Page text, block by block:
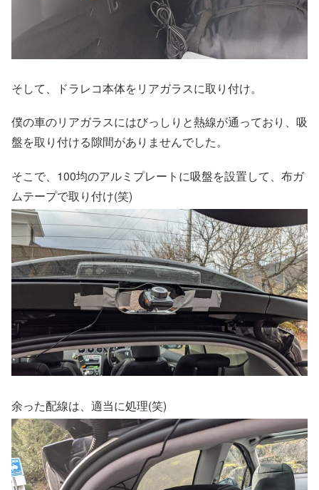
そして、ドラレコ本体をリアガラスに取り付け。
僕の車のリアガラスにはびっしりと熱線が通っており、吸
盤を取り付ける隙間がありませんでした。
そこで、100均のアルミプレートに吸盤を設置して、布ガ
ムテープで取り付け(笑)
余った配線は、適当に処理(笑)